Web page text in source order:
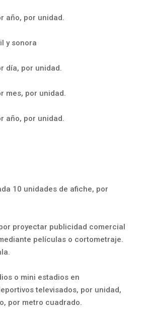
unidad.
y sonora
unidad.
por unidad.
unidad.
10 unidades de afiche, por
proyectar publicidad comercial
películas o cortometraje.
o mini estadios en
televisados, por unidad,
por metro cuadrado.